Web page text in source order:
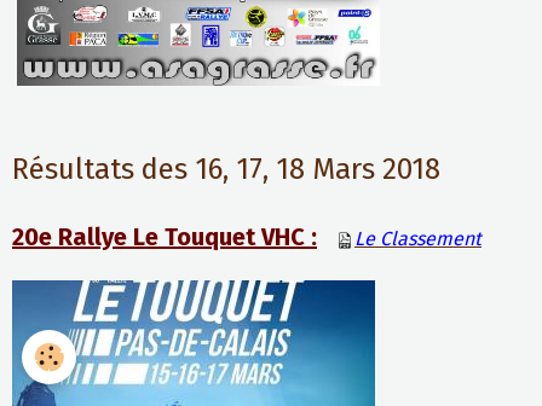
Résultats des 16, 17, 18 Mars 2018
20e Rallye Le Touquet VHC : Le Classement